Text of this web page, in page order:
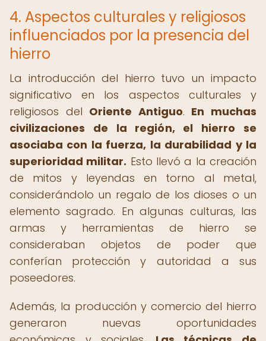
4. Aspectos culturales y religiosos
influenciados por la presencia del
hierro
La introducción del hierro tuvo un impacto
significativo en los aspectos culturales y
religiosos del Oriente Antiguo. En muchas
civilizaciones de la región, el hierro se
asociaba con la fuerza, la durabilidad y la
superioridad militar. Esto llevó a la creación
de mitos y leyendas en torno al metal,
considerándolo un regalo de los dioses o un
elemento sagrado. En algunas culturas, las
armas y herramientas de hierro se
consideraban objetos de poder que
conferían protección y autoridad a sus
poseedores.
Además, la producción y comercio del hierro
generaron nuevas oportunidades